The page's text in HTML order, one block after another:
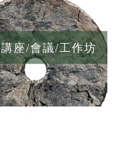
講座/會議/工作坊